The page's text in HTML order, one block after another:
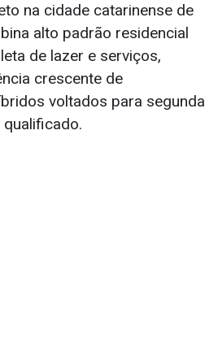
na cidade catarinense de
alto padrão residencial
de lazer e serviços,
crescente de
voltados para segunda